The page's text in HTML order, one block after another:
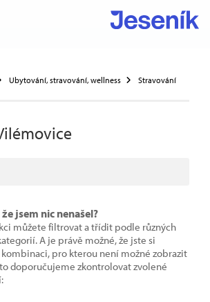
Ubytování, stravování, wellness
Stravování
jsem nic nenašel?
můžete filtrovat a třídit podle různých
A je právě možné, že jste si
pro kterou není možné zobrazit
doporučujeme zkontrolovat zvolené